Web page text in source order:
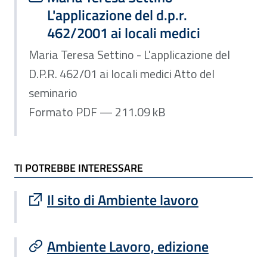
L'applicazione del d.p.r.
462/2001 ai locali medici
Maria Teresa Settino - L'applicazione del
D.P.R. 462/01 ai locali medici Atto del
seminario
Formato PDF — 211.09 kB
TI POTREBBE INTERESSARE
Il sito di Ambiente lavoro
Sito esterno : apre una nuova finestra
Ambiente Lavoro, edizione